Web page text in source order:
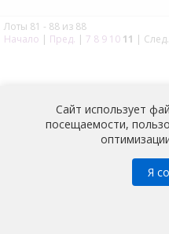
Лоты 81 - 88 из 88
Начало | Пред. | 7 8 9 10 11 |
© 2026 |
Сайт использует
посещаемости,
Я